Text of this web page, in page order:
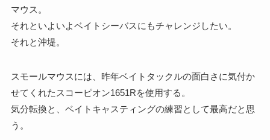
マウス。
それといよいよベイトシーバスにもチャレンジしたい。
それと沖堤。
スモールマウスには、昨年ベイトタックルの面白さに気付か
せてくれたスコーピオン1651Rを使用する。
気分転換と、ベイトキャスティングの練習として最高だと思
う。